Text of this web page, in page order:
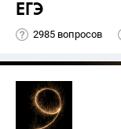
ЕГЭ
2985 вопросов